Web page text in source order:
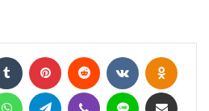
Tumblr Pinterest Reddit VKontakte
WhatsAppTelegram Viber Line